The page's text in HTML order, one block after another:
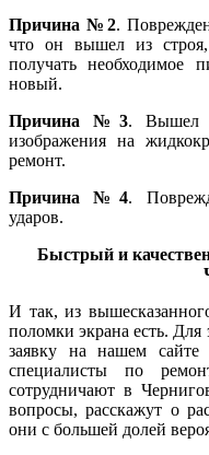
Причина №2.
что он вышел из
получать необходимое
новый.
Причина №3. Вышел
изображения на
ремонт.
Причина №4.
ударов.
Быстрый и
И так, из
поломки экрана есть. Для
заявку на нашем сайте
специалисты по
сотрудничают в
вопросы, расскажут о
они с большей долей